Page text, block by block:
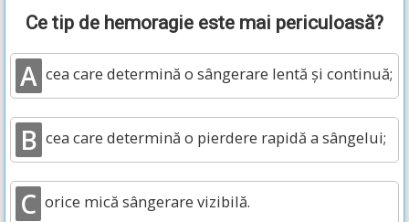
Ce tip de hemoragie este mai periculoasă?
A cea care determină o sângerare lentă și continuă;
B cea care determină o pierdere rapidă a sângelui;
C orice mică sângerare vizibilă.